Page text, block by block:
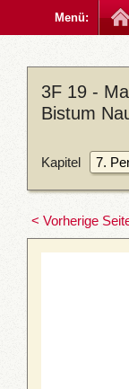
Menü:
3F 19 -
Bistum
Kapitel
< Vorherige